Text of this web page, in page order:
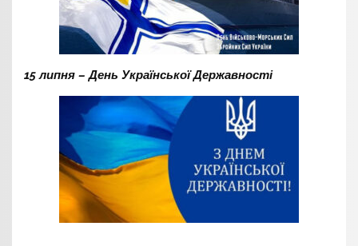
15 липня – День Української Державності